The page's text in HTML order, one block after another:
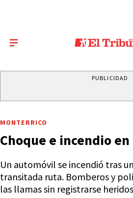
PUBLICIDAD
MONTERRICO
Choque e incendio
Un automóvil se incendió tras
transitada ruta. Bomberos y
las llamas sin registrarse